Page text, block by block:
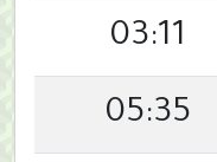
03:11
05:35